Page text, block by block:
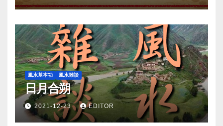
風水基本功 風水雜談
日月合朔
2021-12-23 EDITOR